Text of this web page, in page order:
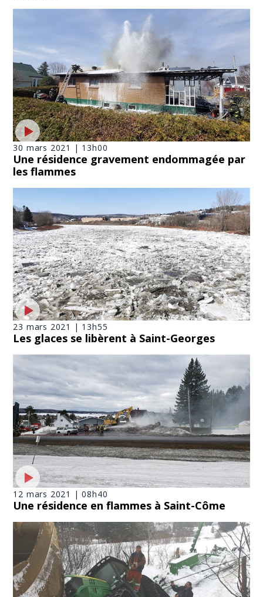
30 mars 2021 | 13h00
Une résidence gravement endommagée par
les flammes
23 mars 2021 | 13h55
Les glaces se libèrent à Saint-Georges
12 mars 2021 | 08h40
Une résidence en flammes à Saint-Côme